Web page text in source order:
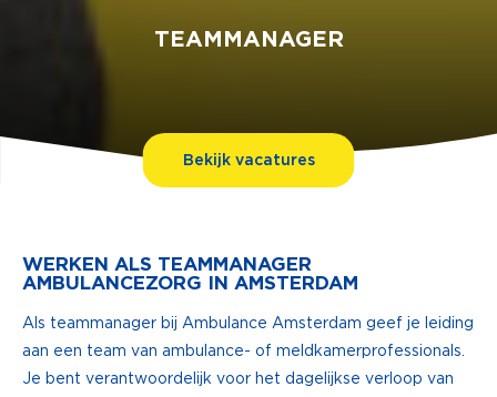
TEAMMANAGER
Bekijk vacatures
WERKEN ALS TEAMMANAGER
AMBULANCEZORG IN AMSTERDAM
Als teammanager bij Ambulance Amsterdam geef je leiding
aan een team van ambulance- of meldkamerprofessionals.
Je bent verantwoordelijk voor het dagelijkse verloop van